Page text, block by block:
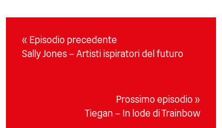
« Episodio precedente
Sally Jones – Artisti ispiratori del futuro
Prossimo episodio »
Tiegan – In lode di Trainbow